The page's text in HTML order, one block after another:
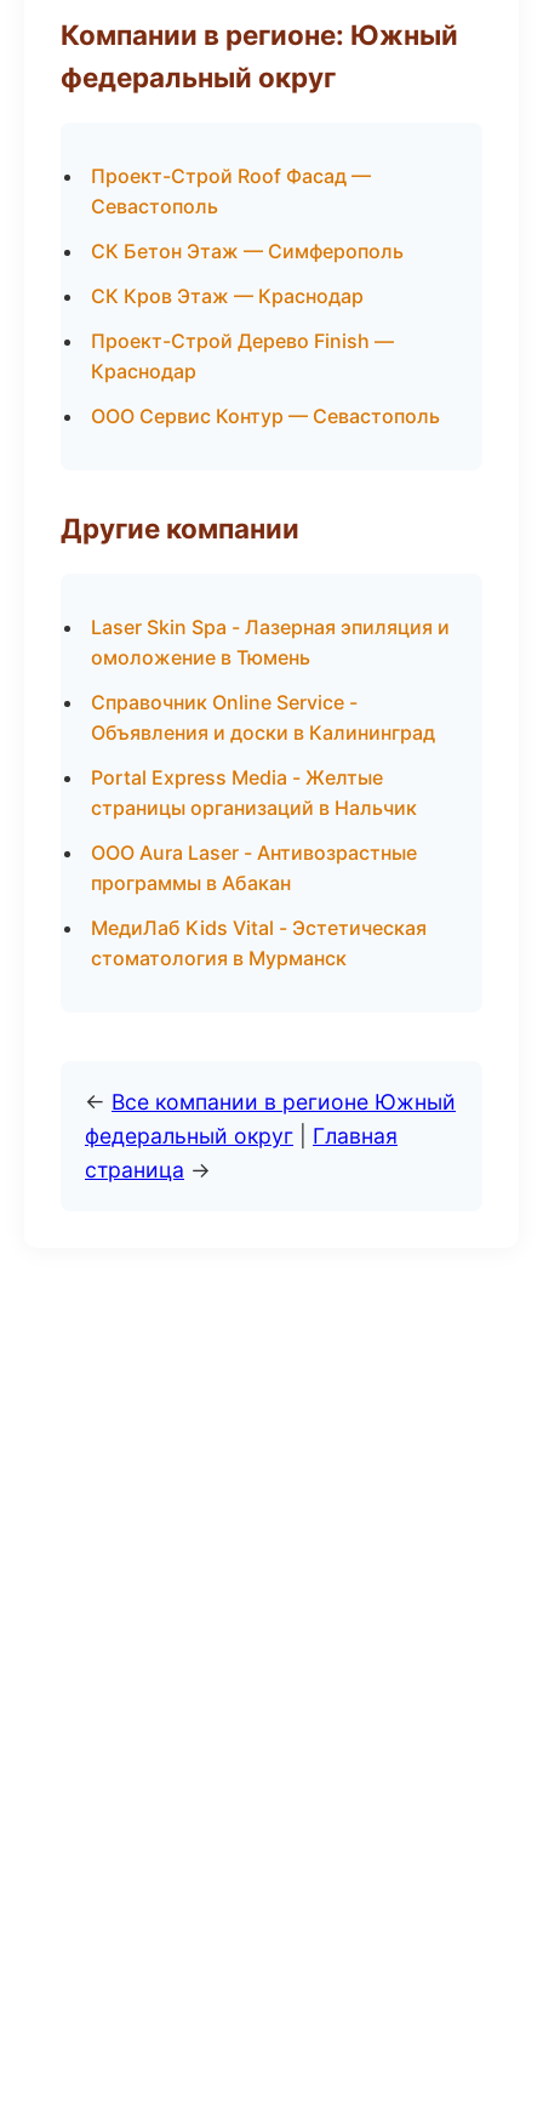
Компании в регионе: Южный
федеральный округ
Проект-Строй Roof Фасад —
Севастополь
СК Бетон Этаж — Симферополь
СК Кров Этаж — Краснодар
Проект-Строй Дерево Finish —
Краснодар
ООО Сервис Контур — Севастополь
Другие компании
Laser Skin Spa - Лазерная эпиляция и
омоложение в Тюмень
Справочник Online Service -
Объявления и доски в Калининград
Portal Express Media - Желтые
страницы организаций в Нальчик
ООО Aura Laser - Антивозрастные
программы в Абакан
МедиЛаб Kids Vital - Эстетическая
стоматология в Мурманск
← Все компании в регионе Южный
федеральный округ
Главная
страница →